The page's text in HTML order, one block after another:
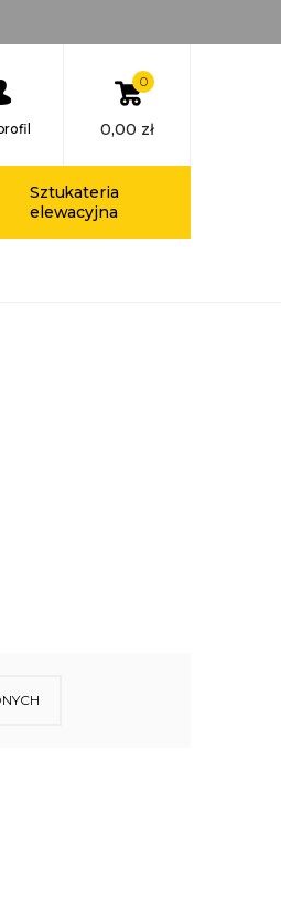
0
0,00 zł
Sztukateria
elewacyjna